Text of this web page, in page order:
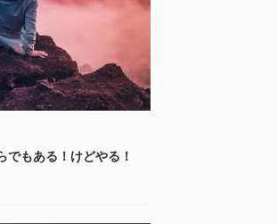
でもある！けどやる！